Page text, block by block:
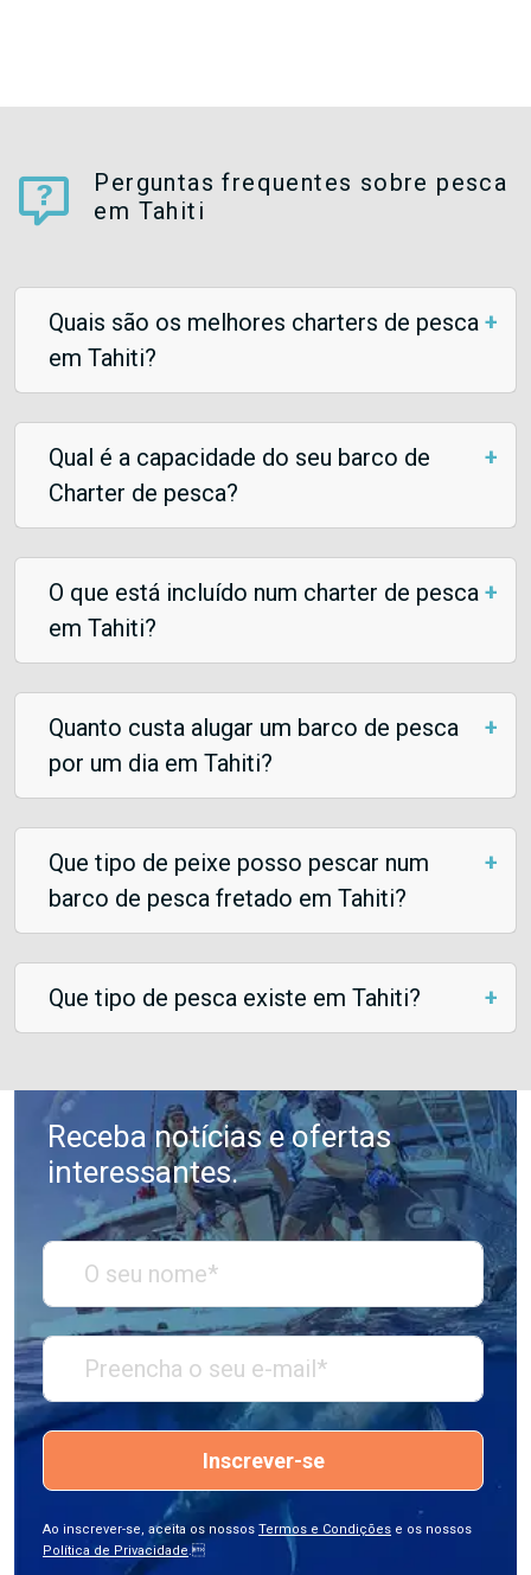
Perguntas frequentes sobre pesca
em Tahiti
Quais são os melhores charters de pesca
em Tahiti?
Qual é a capacidade do seu barco de
Charter de pesca?
O que está incluído num charter de pesca
em Tahiti?
Quanto custa alugar um barco de pesca
por um dia em Tahiti?
Que tipo de peixe posso pescar num
barco de pesca fretado em Tahiti?
Que tipo de pesca existe em Tahiti?
Receba notícias e ofertas
interessantes.
Inscrever-se
Ao inscrever-se, aceita os nossos Termos e Condições e os nossos
Política de Privacidade.